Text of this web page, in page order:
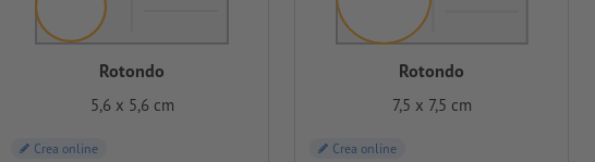
Rotondo
5,6 x 5,6 cm
Crea online
Rotondo
7,5 x 7,5 cm
Crea online